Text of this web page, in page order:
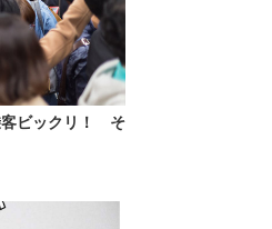
客ビックリ！ そ